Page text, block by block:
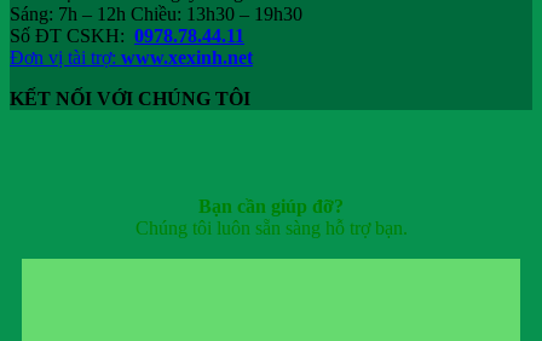
Sáng: 7h – 12h Chiều: 13h30 – 19h30
Số ĐT CSKH: 0978.78.44.11
Đơn vị tài trợ: www.xexinh.net
KẾT NỐI VỚI CHÚNG TÔI
Bạn cần giúp đỡ?
Chúng tôi luôn sẵn sàng hỗ trợ bạn.